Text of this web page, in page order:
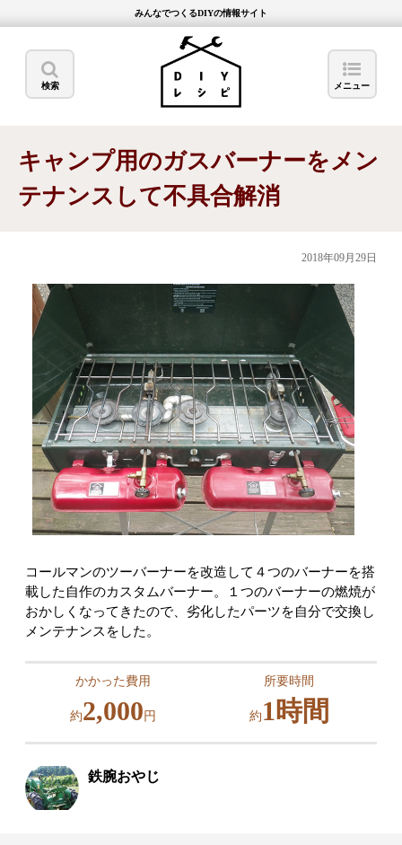
みんなでつくるDIYの情報サイト
検索 メニュー
キャンプ用のガスバーナーをメン
テナンスして不具合解消
2018年09月29日
コールマンのツーバーナーを改造して４つのバーナーを搭
載した自作のカスタムバーナー。１つのバーナーの燃焼が
おかしくなってきたので、劣化したパーツを自分で交換し
メンテナンスをした。
かかった費用
約2,000 円
所要時間
約 1時間
鉄腕おやじ